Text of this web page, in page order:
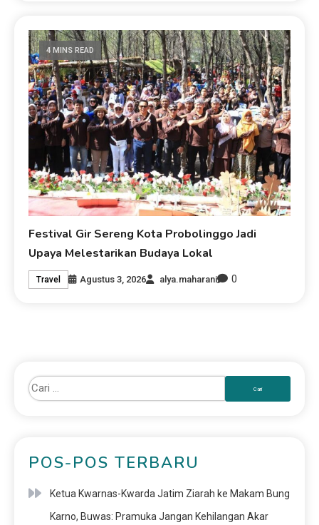
4 MINS READ
Festival Gir Sereng Kota Probolinggo Jadi
Upaya Melestarikan Budaya Lokal
Travel Agustus 3, 2026 alya.maharani 0
POS-POS TERBARU
Ketua Kwarnas-Kwarda Jatim Ziarah ke Makam Bung
Karno, Buwas: Pramuka Jangan Kehilangan Akar